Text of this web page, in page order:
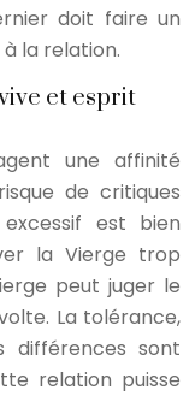
doit faire un
la relation.
et esprit
une affinité
de critiques
est bien
la Vierge trop
peut juger le
La tolérance,
différences sont
relation puisse